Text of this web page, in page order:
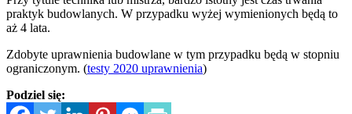
praktyk budowlanych. W przypadku wyżej wymienionych będą to
aż 4 lata.
Zdobyte uprawnienia budowlane w tym przypadku będą w stopniu
ograniczonym. (testy 2020 uprawnienia)
Podziel się: